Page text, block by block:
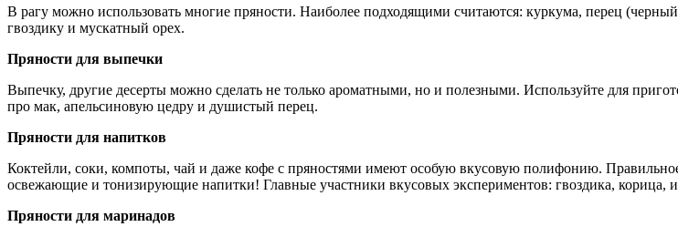
В рагу можно использовать многие пряности. Наиболее подходящими считаются: куркума, перец
гвоздику и мускатный орех.
Пряности для выпечки
Выпечку, другие десерты можно сделать не только ароматными, но и полезными. Используйте для
про мак, апельсиновую цедру и душистый перец.
Пряности для напитков
Коктейли, соки, компоты, чай и даже кофе с пряностями имеют особую вкусовую полифонию.
освежающие и тонизирующие напитки! Главные участники вкусовых экспериментов: гвоздика, корица,
Пряности для маринадов